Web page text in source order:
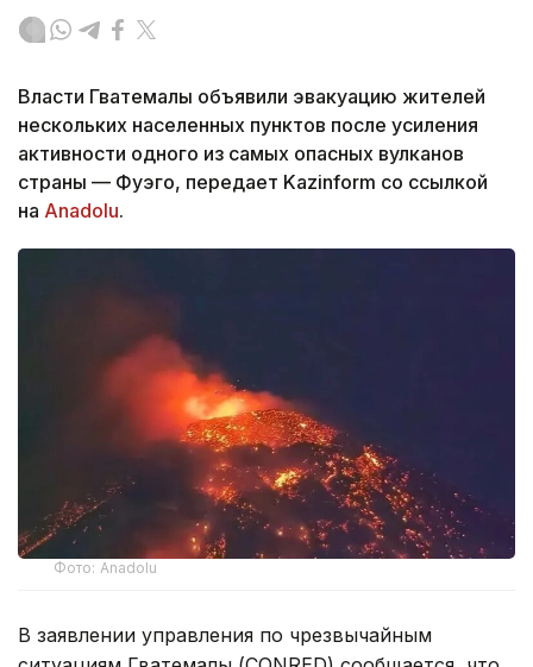
Власти Гватемалы объявили эвакуацию жителей
нескольких населенных пунктов после усиления
активности одного из самых опасных вулканов
страны — Фуэго, передает Kazinform со ссылкой
на Anadolu.
Фото: Anadolu
В заявлении управления по чрезвычайным